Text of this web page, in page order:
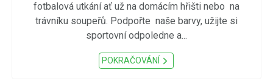
fotbalová utkání ať už na domácím hřišti nebo na
trávníku soupeřů. Podpořte naše barvy, užijte si
sportovní odpoledne a...
POKRAČOVÁNÍ